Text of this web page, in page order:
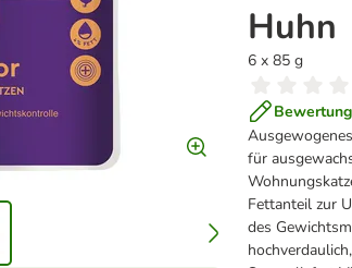
Huhn
6 x 85 g
für
Fettanteil zur
des